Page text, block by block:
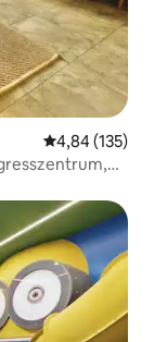
4,84 (135)